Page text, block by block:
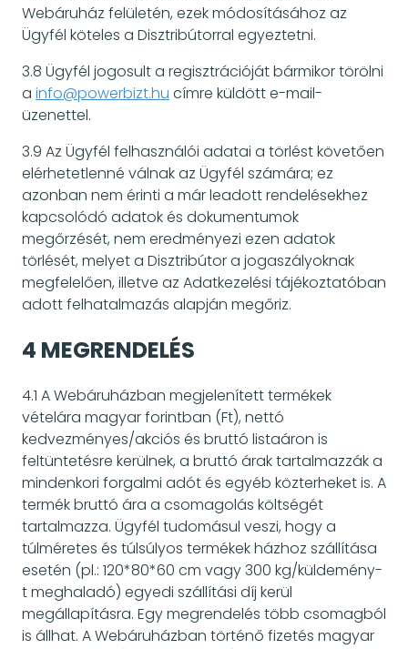
Webáruház felületén, ezek módosításához az
Ügyfél köteles a Disztribútorral egyeztetni.
3.8 Ügyfél jogosult a regisztrációját bármikor törölni
a info@powerbizt.hu címre küldött e-mail-
üzenettel.
3.9 Az Ügyfél felhasználói adatai a törlést követően
elérhetetlenné válnak az Ügyfél számára; ez
azonban nem érinti a már leadott rendelésekhez
kapcsolódó adatok és dokumentumok
megőrzését, nem eredményezi ezen adatok
törlését, melyet a Disztribútor a jogaszályoknak
megfelelően, illetve az Adatkezelési tájékoztatóban
adott felhatalmazás alapján megőriz.
4 MEGRENDELÉS
4.1 A Webáruházban megjelenített termékek
vételára magyar forintban (Ft), nettó
kedvezményes/akciós és bruttó listaáron is
feltüntetésre kerülnek, a bruttó árak tartalmazzák a
mindenkori forgalmi adót és egyéb közterheket is. A
termék bruttó ára a csomagolás költségét
tartalmazza. Ügyfél tudomásul veszi, hogy a
túlméretes és túlsúlyos termékek házhoz szállítása
esetén (pl.: 120*80*60 cm vagy 300 kg/küldemény-
t meghaladó) egyedi szállítási díj kerül
megállapításra. Egy megrendelés több csomagból
is állhat. A Webáruházban történő fizetés magyar